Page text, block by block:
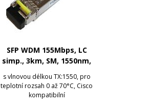
SFP WDM 155Mbps, LC
simp., 3km, SM, 1550nm,
DDM 0 - 70°C, Cisco
s vlnovou délkou TX:1550, pro
teplotní rozsah 0 až 70°C, Cisco
kompatibilní